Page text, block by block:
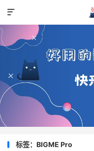

标签：BIGME Pro